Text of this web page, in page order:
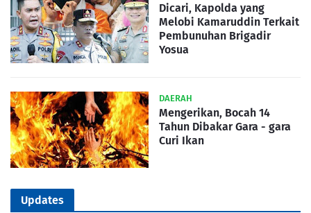
Dicari, Kapolda yang
Melobi Kamaruddin Terkait
Pembunuhan Brigadir
Yosua
DAERAH
Mengerikan, Bocah 14
Tahun Dibakar Gara - gara
Curi Ikan
Updates